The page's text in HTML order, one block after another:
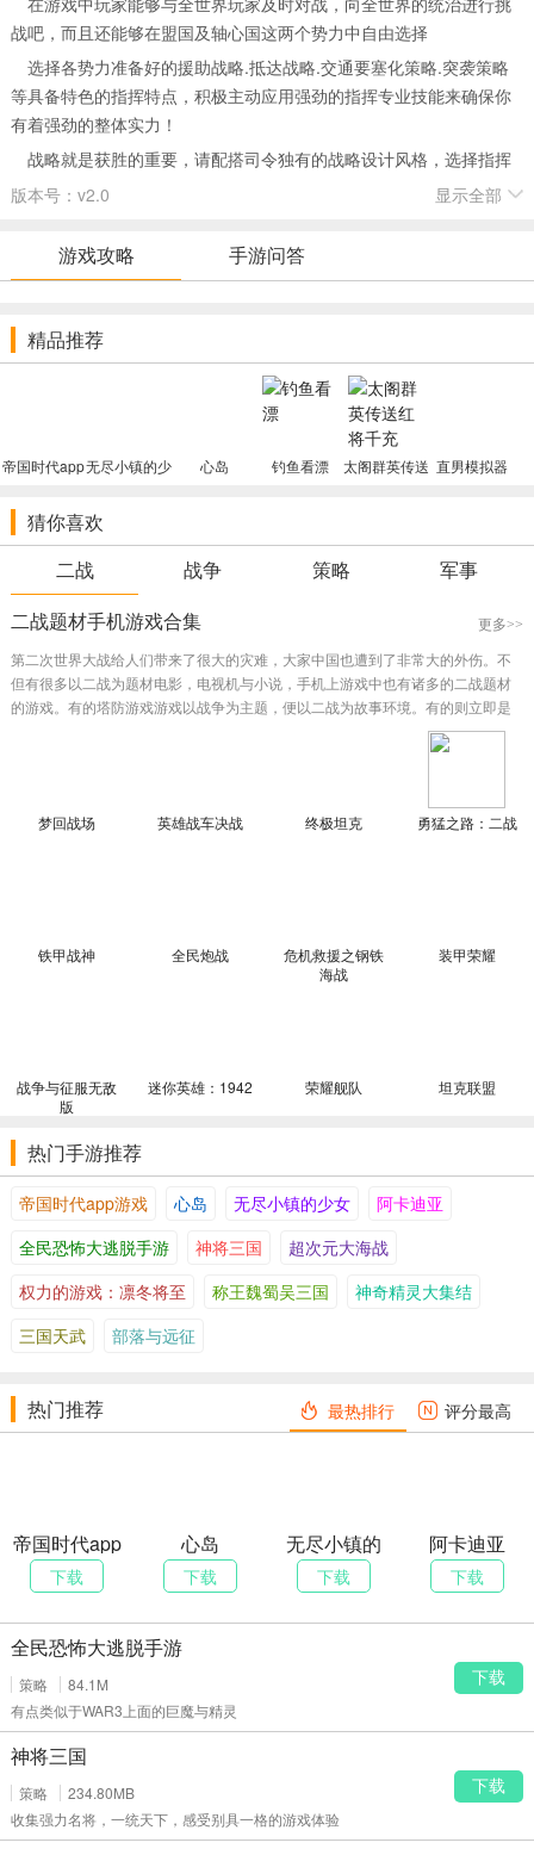
战吧，而且还能够在盟国及轴心国这两个势力中自由选择
选择各势力准备好的援助战略.抵达战略.交通要塞化策略.突袭策略
等具备特色的指挥特点，积极主动应用强劲的指挥专业技能来确保你
有着强劲的整体实力！
战略就是获胜的重要，请配搭司令独有的战略设计风格，选择指挥
作战特色，结合多种多样军力构成最強的军队。让我们击败从惟妙惟
光荣的获胜吧！
游戏特色
1.多种多样的军种，多种多样的对战专用工具，你都得一一的了
解，才可以更快的作战；
2.协助自己的战士迅速的提高级别，你的整体实力也会暴增，在战
3.想要成为老百姓心里的战争英雄，就得智勇双全的去完成多元化
的大比拼。
特别说明
《强悍之途：二战》暂无免费下载，敬请关注！
版本号：v2.0 显示全部
游戏攻略 手游问答
精品推荐
帝国时代app无尽小镇的少
心岛 钓鱼看漂
太阁群英传送 直男模拟器
猜你喜欢
二战
战争 策略
军事
二战题材手机游戏合集
更多>>
第二次世界大战给人们带来了很大的灾难，大家中国也遭到了非常大的外伤。不
但有很多以二战为题材电影，电视机与小说，手机上游戏中也有诸多的二战题材
的游戏。有的塔防游戏游戏以战争为主题，便以二战为故事环境。有的则立即是
有关二战的策略战棋游戏，用你的游戏来更改二战的过程与结果。下边小编就给
梦回战场 英雄战车决战 终极坦克 勇猛之路：二战
铁甲战神 全民炮战
危机救援之钢铁
海战
装甲荣耀
战争与征服无敌
版
迷你英雄：1942 荣耀舰队 坦克联盟
热门手游推荐
帝国时代app游戏 心岛 无尽小镇的少女
阿卡迪亚
全民恐怖大逃脱手游
神将三国
超次元大海战
权力的游戏：凛冬将至
称王魏蜀吴三国
神奇精灵大集结
三国天武
部落与远征
热门推荐 最热排行 评分最高
帝国时代app
游戏
下载
心岛
下载
无尽小镇的
少女
下载
阿卡迪亚
下载
全民恐怖大逃脱手游
策略
84.1M
有点类似于WAR3上面的巨魔与精灵
下载
神将三国
策略
234.80MB
收集强力名将，一统天下，感受别具一格的游戏体验
下载